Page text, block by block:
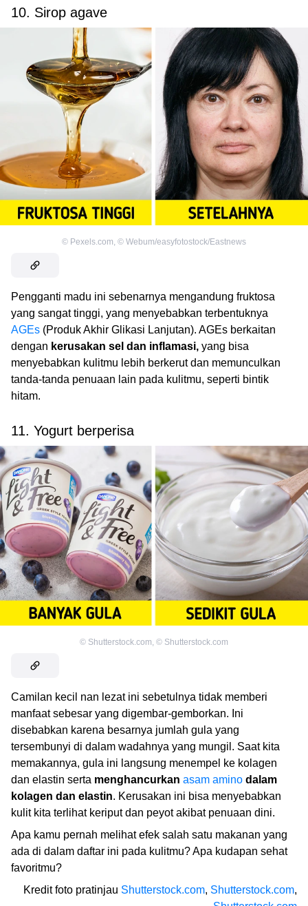
10. Sirop agave
© Pexels.com © Webum/easyfotostock/Eastnews
Pengganti madu ini sebenarnya mengandung fruktosa
yang sangat tinggi, yang menyebabkan terbentuknya
AGEs (Produk Akhir Glikasi Lanjutan). AGEs berkaitan
dengan kerusakan sel dan inflamasi, yang bisa
menyebabkan kulitmu lebih berkerut dan memunculkan
tanda-tanda penuaan lain pada kulitmu, seperti bintik
hitam.
11. Yogurt berperisa
© Shutterstock.com, © Shutterstock.com
Camilan kecil nan lezat ini sebetulnya tidak memberi
manfaat sebesar yang digembar-gemborkan. Ini
disebabkan karena besarnya jumlah gula yang
tersembunyi di dalam wadahnya yang mungil. Saat kita
memakannya, gula ini langsung menempel ke kolagen
dan elastin serta menghancurkan asam amino dalam
kolagen dan elastin. Kerusakan ini bisa menyebabkan
kulit kita terlihat keriput dan peyot akibat penuaan dini.
Apa kamu pernah melihat efek salah satu makanan yang
ada di dalam daftar ini pada kulitmu? Apa kudapan sehat
favoritmu?
Kredit foto pratinjau Shutterstock.com, Shutterstock.com,